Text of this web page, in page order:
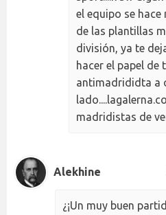
el equipo se hace
de las plantillas
división, ya te
hacer el papel
antimadrididta a
madridistas de
Alekhine
¿¡Un muy buen